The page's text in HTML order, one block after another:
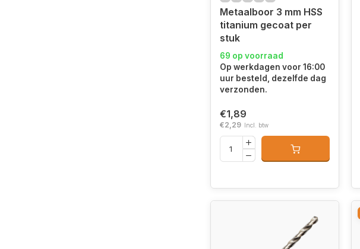
Metaalboor 3 mm HSS
titanium gecoat per
stuk
69 op voorraad
Op werkdagen voor 16:00
uur besteld, dezelfde dag
verzonden.
€1,89
€2,29 Incl. btw